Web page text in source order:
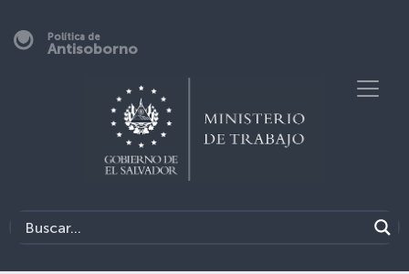
Política de
Antisoborno